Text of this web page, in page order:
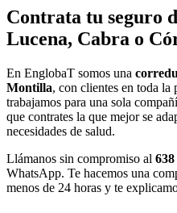
Contrata tu seguro
Lucena, Cabra o
En EnglobaT somos una
Montilla, con clientes en toda
trabajamos para una sola
que contrates la que mejor se
necesidades de salud.
Llámanos sin compromiso al 638
WhatsApp. Te hacemos una
menos de 24 horas y te